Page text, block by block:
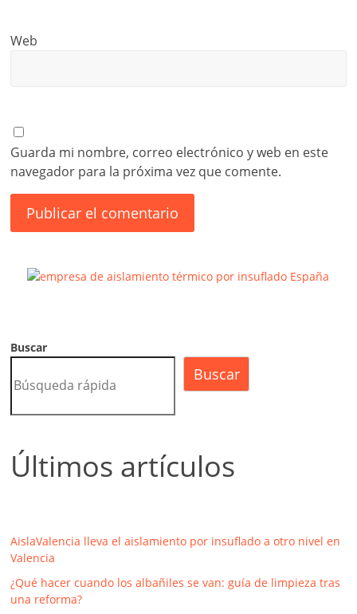
Web
Guarda mi nombre, correo electrónico y web en este
navegador para la próxima vez que comente.
Buscar
Buscar
Últimos artículos
AislaValencia lleva el aislamiento por insuflado a otro nivel en
Valencia
¿Qué hacer cuando los albañiles se van: guía de limpieza tras
una reforma?